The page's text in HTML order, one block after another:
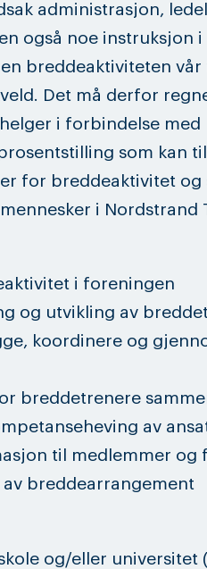
administrasjon,
også noe instruksjon i
breddeaktiviteten vår
Det må derfor
i forbindelse med
som kan
for breddeaktivitet
i Nordstrand
i foreningen
og utvikling av
koordinere og
breddetrenere
av
til medlemmer og
breddearrangement
og/eller universitet